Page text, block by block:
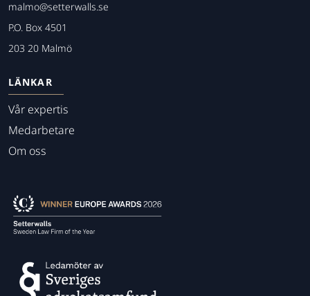
malmo@setterwalls.se
P.O. Box 4501
203 20 Malmö
LÄNKAR
Vår expertis
Medarbetare
Om oss